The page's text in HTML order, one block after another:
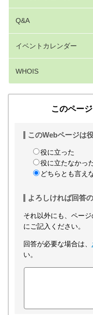
Q&A
イベントカレンダー
WHOIS
このペー
このWebページは
役に立った
役に立たなかっ
どちらとも言え
よろしければ回答
それ以外にも、ペー
にご記入ください。
回答が必要な場合は、
い。